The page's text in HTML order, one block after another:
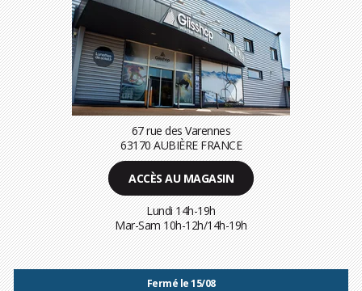
67 rue des Varennes
63170 AUBIÈRE FRANCE
ACCÈS AU MAGASIN
Lundi 14h-19h
Mar-Sam 10h-12h/14h-19h
Fermé le 15/08